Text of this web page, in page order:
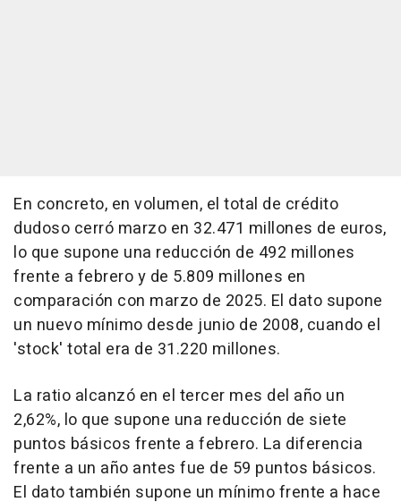
En concreto, en volumen, el total de crédito
dudoso cerró marzo en 32.471 millones de euros,
lo que supone una reducción de 492 millones
frente a febrero y de 5.809 millones en
comparación con marzo de 2025. El dato supone
un nuevo mínimo desde junio de 2008, cuando el
'stock' total era de 31.220 millones.
La ratio alcanzó en el tercer mes del año un
2,62%, lo que supone una reducción de siete
puntos básicos frente a febrero. La diferencia
frente a un año antes fue de 59 puntos básicos.
El dato también supone un mínimo frente a hace